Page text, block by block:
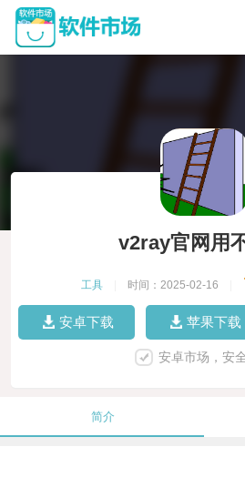
v2ray官网用
工具 时间：2025-02-16
安卓下载 苹果下载
安卓市场，安
简介